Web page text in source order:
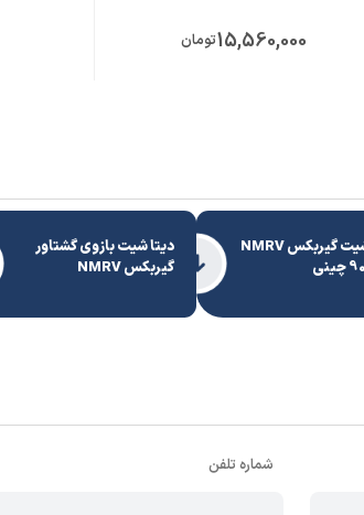
15,560,000تومان
دیتا شیت گیربکس NMRV
دیتا شیت بازوی گشتاور
گیربکس NMRV
شماره تلفن